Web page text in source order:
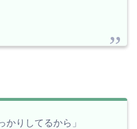
かりしてるから」